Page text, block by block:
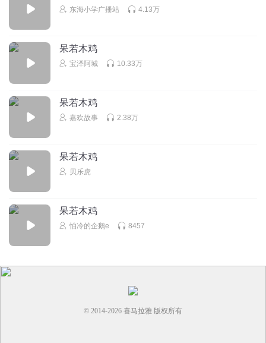
东海小学广播站 4.13万
呆若木鸡
宝泽阿城 10.33万
呆若木鸡
嘉欢故事 2.38万
呆若木鸡
贝乐虎
呆若木鸡
怕冷的企鹅e 8457
© 2014-2026 喜马拉雅 版权所有